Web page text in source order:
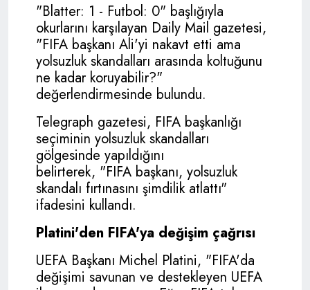
"Blatter: 1 - Futbol: 0" başlığıyla
okurlarını karşılayan Daily Mail gazetesi,
"FIFA başkanı Ali'yi nakavt etti ama
yolsuzluk skandalları arasında koltuğunu
ne kadar koruyabilir?"
değerlendirmesinde bulundu.
Telegraph gazetesi, FIFA başkanlığı
seçiminin yolsuzluk skandalları
gölgesinde yapıldığını
belirterek, "FIFA başkanı, yolsuzluk
skandalı fırtınasını şimdilik atlattı"
ifadesini kullandı.
Platini'den FIFA'ya değişim çağrısı
UEFA Başkanı Michel Platini, "FIFA'da
değişimi savunan ve destekleyen UEFA